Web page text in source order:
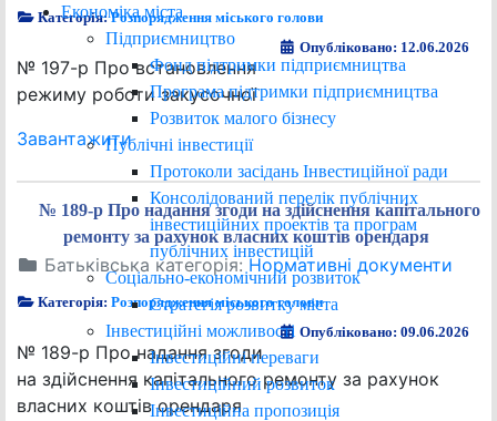
Економіка міста
Підприємництво
Фонд підтримки підприємництва
Програма підтримки підприємництва
Розвиток малого бізнесу
Публічні інвестиції
Протоколи засідань Інвестиційної ради
Консолідований перелік публічних
інвестиційних проектів та програм
публічних інвестицій
Соціально-економічний розвиток
Стратегія розвитку міста
Інвестиційні можливості
Інвестиційні переваги
Інвестиційний розвиток
Інвестиційна пропозиція
Категорія:Розпорядження міського голови
Опубліковано: 12.06.2026
№ 197-р Про встановлення
режиму роботи закусочної
Завантажити
№ 189-р Про надання згоди на здійснення капітального
ремонту за рахунок власних коштів орендаря
Батьківська категорія: Нормативні документи
Категорія:Розпорядження міського голови
Опубліковано: 09.06.2026
№ 189-р Про надання згоди
на здійснення капітального ремонту за рахунок
власних коштів орендаря